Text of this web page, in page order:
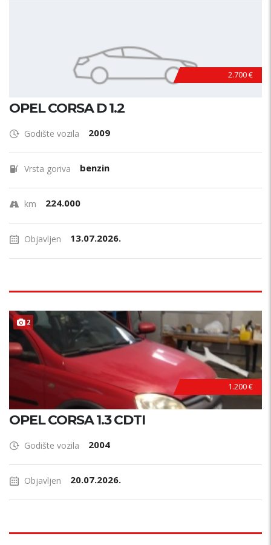
2.700 €
OPEL CORSA D 1.2
Godište vozila 2009
Vrsta goriva benzin
km 224.000
Objavljen 13.07.2026.
2
1.200 €
OPEL CORSA 1.3 CDTI
Godište vozila 2004
Objavljen 20.07.2026.